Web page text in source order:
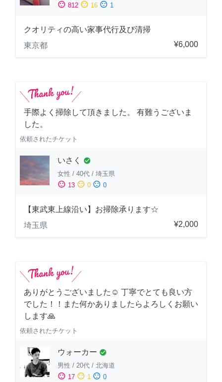
sentiment_satisfied 812 sentiment_neutral 16 sentiment_dissatisfied 1
クオリティの高い家事代行及び清掃
東京都
¥6,000
手際よく掃除して頂きました。 有難うございま
した。
依頼されたチケット
いさく check_circle
女性 / 40代 / 埼玉県
sentiment_satisfied 13 sentiment_neutral 0 sentiment_dissatisfied 0
【東武東上線沿い】お掃除承ります☆
埼玉県
¥2,000
ありがとうございました☺️ 丁寧でとても良い方
でした！！また何かありましたらよろしくお願い
します🙏
依頼されたチケット
ウォーカー check_circle
男性 / 20代 / 北海道
sentiment_satisfied 17 sentiment_neutral 1 sentiment_dissatisfied 0